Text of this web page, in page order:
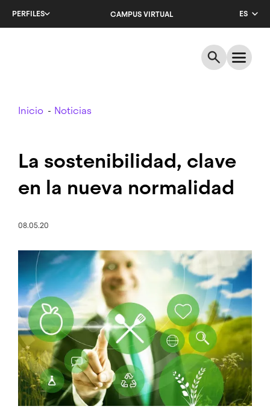
PERFILES CAMPUS VIRTUAL
ES
EN
Breadcrumb
Inicio Noticias
La sostenibilidad, clave
en la nueva normalidad
08.05.20
Imagen